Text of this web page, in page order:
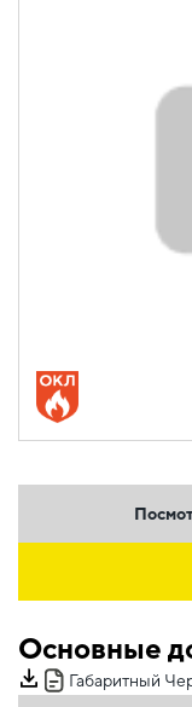
Основные
Габаритный